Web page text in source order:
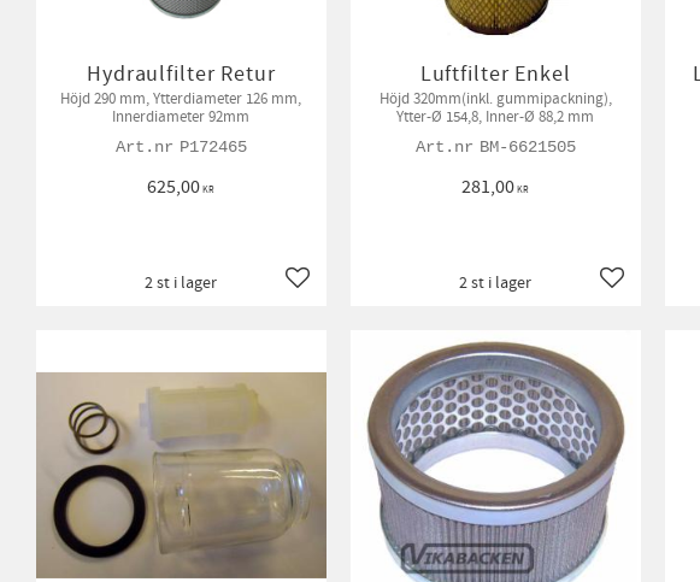
Hydraulfilter Retur
Höjd 290 mm, Ytterdiameter 126 mm,
Innerdiameter 92mm
P172465
625,00KR
Lägg till i favoriter
2 st i lager
Luftfilter Enkel
Höjd 320mm(inkl. gummipackning),
Ytter-Ø 154,8, Inner-Ø 88,2 mm
BM-6621505
281,00KR
Lägg till i
2 st i lager